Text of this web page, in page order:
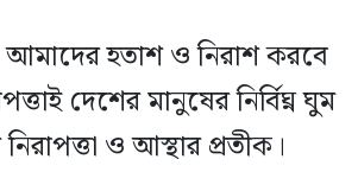
হতাশ ও নিরাশ করবে
দেশের মানুষের নির্বিঘ্ন ঘুম
ও আস্থার প্রতীক।